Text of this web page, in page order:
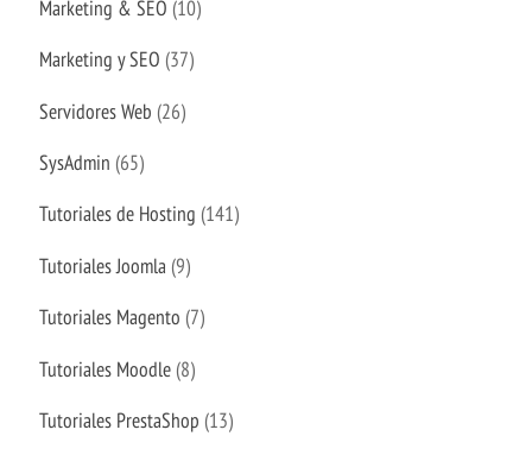
Marketing & SEO (10)
Marketing y SEO (37)
Servidores Web (26)
SysAdmin (65)
Tutoriales de Hosting (141)
Tutoriales Joomla (9)
Tutoriales Magento (7)
Tutoriales Moodle (8)
Tutoriales PrestaShop (13)